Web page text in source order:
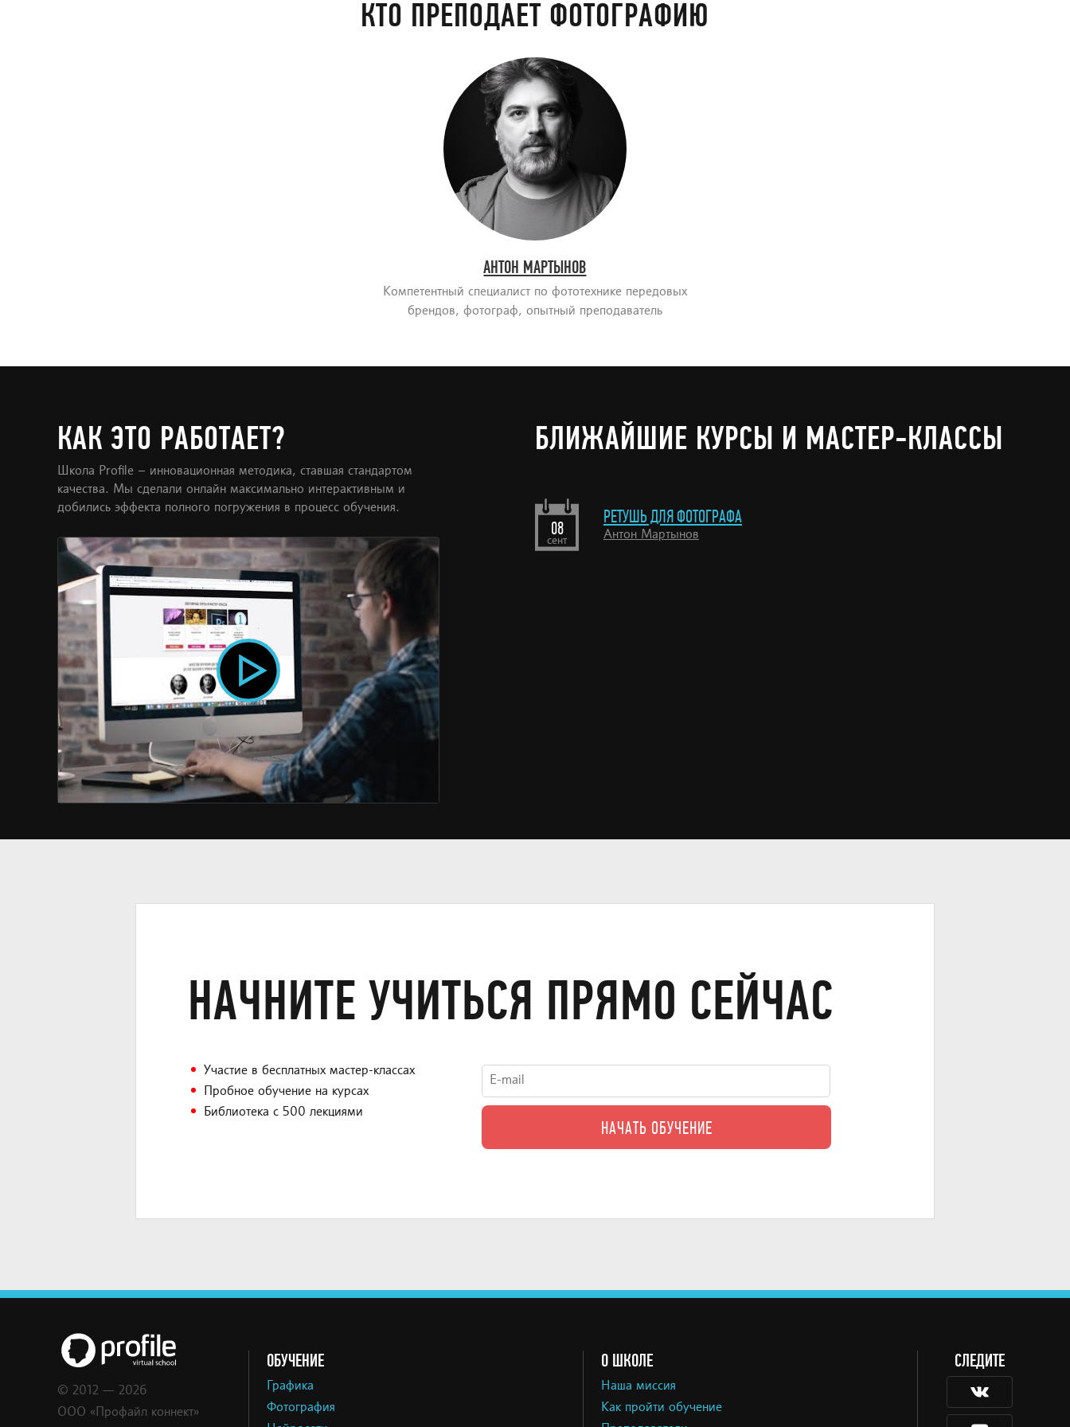
КТО ПРЕПОДАЕТ ФОТОГРАФИЮ
АНТОН МАРТЫНОВ
Компетентный специалист по фототехнике передовых
брендов, фотограф, опытный преподаватель
КАК ЭТО РАБОТАЕТ?
Школа Profile – инновационная методика, ставшая стандартом
качества. Мы сделали онлайн максимально интерактивным и
добились эффекта полного погружения в процесс обучения.
БЛИЖАЙШИЕ КУРСЫ И МАСТЕР-КЛАССЫ
08
сент
РЕТУШЬ ДЛЯ ФОТОГРАФА
Антон Мартынов
НАЧНИТЕ УЧИТЬСЯ ПРЯМО СЕЙЧАС
Участие в бесплатных мастер-классах
Пробное обучение на курсах
Библиотека с 500 лекциями
© 2012 — 2026
ООО «Профайл коннект»
ОБУЧЕНИЕ
Графика
Фотография
О ШКОЛЕ
Наша миссия
Как пройти обучение
СЛЕДИТЕ